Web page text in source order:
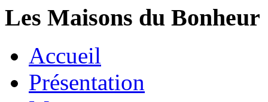
Les Maisons du Bonheur
Accueil
Présentation